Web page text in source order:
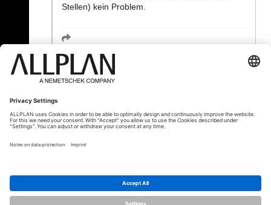
Stellen) kein Problem.
« Zurück
© ALLPLAN Österreich GmbH Allplan ist Teil derNemetschek Group